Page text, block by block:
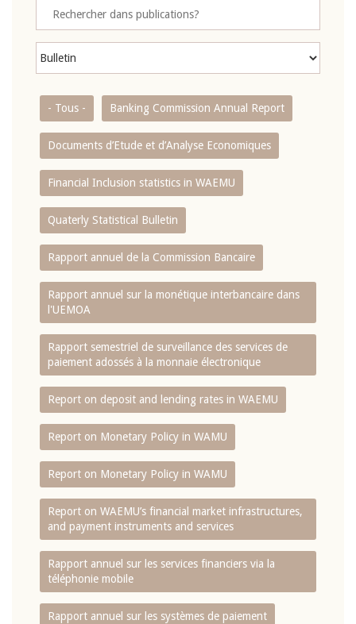
- Tous - Banking Commission Annual Report
Documents d’Etude et d’Analyse Economiques
Financial Inclusion statistics in WAEMU
Quaterly Statistical Bulletin
Rapport annuel de la Commission Bancaire
Rapport annuel sur la monétique interbancaire dans
l'UEMOA
Rapport semestriel de surveillance des services de
paiement adossés à la monnaie électronique
Report on deposit and lending rates in WAEMU
Report on Monetary Policy in WAMU
Report on Monetary Policy in WAMU
Report on WAEMU’s financial market infrastructures,
and payment instruments and services
Rapport annuel sur les services financiers via la
téléphonie mobile
Rapport annuel sur les systèmes de paiement